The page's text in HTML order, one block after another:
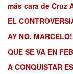
más cara de Cruz
EL
AY NO, MARCELO!
QUE SE VA EN
A CONQUISTAR